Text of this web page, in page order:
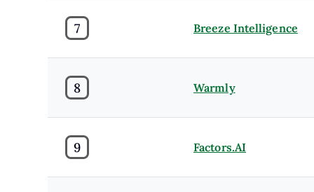
7 Breeze Intelligence
8 Warmly
9 Factors.AI